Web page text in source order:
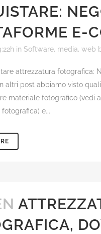
E-
in Software, media, web
attrezzatura fotografica:
altri post abbiamo visto
materiale fotografico (vedi
e...